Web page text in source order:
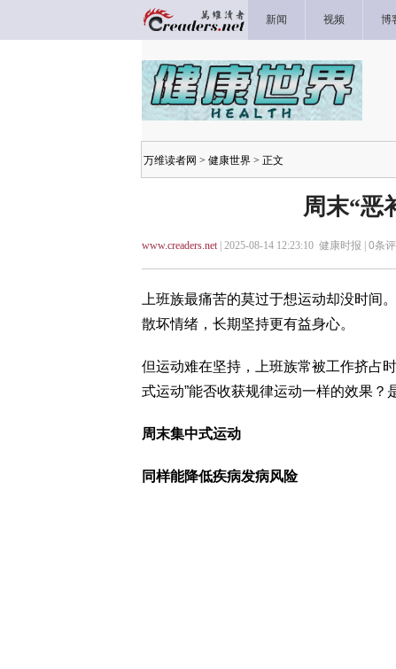
新闻 视频 博
万维读者网 > 健康世界 > 正文
周末“恶
www.creaders.net| 2025-08-14 12:23:10 健康时报 | 0条评
上班族最痛苦的莫过于想运动却没时间
散坏情绪，长期坚持更有益身心。
但运动难在坚持，上班族常被工作挤占
式运动”能否收获规律运动一样的效果？
周末集中式运动
同样能降低疾病发病风险